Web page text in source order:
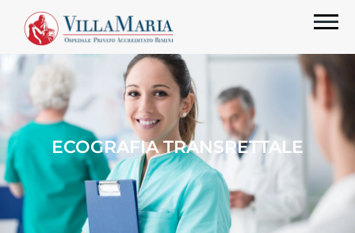
ECOGRAFIA TRANSRETTALE